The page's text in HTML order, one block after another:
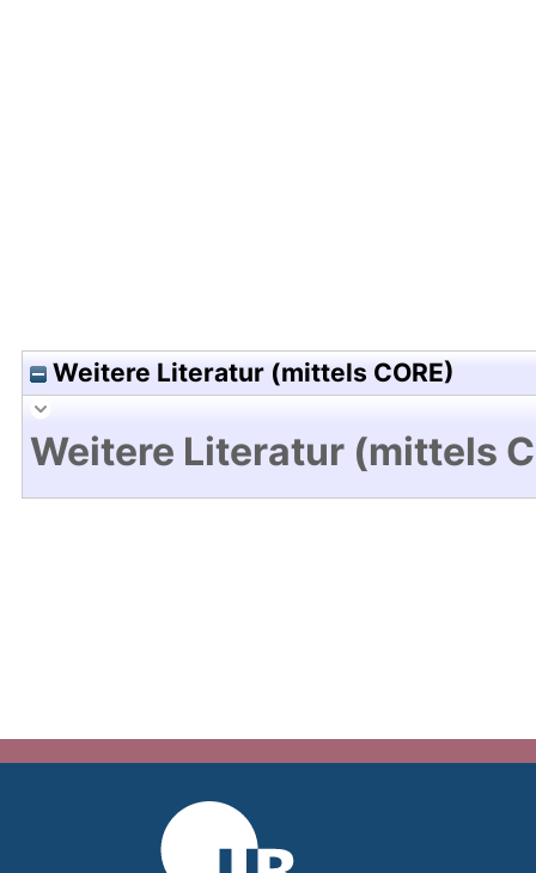
Weitere Literatur (mittels CORE)
Weitere Literatur (mittels